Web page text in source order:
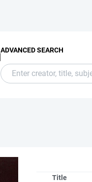
ADVANCED SEARCH
Title